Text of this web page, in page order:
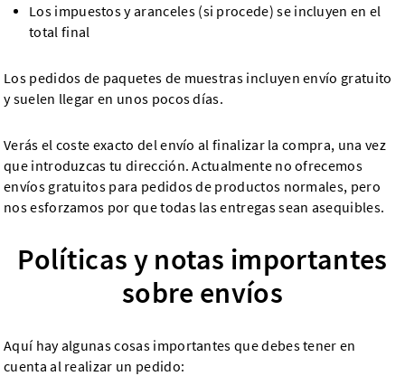
Los impuestos y aranceles (si procede) se incluyen en el
total final
Los pedidos de paquetes de muestras incluyen envío gratuito
y suelen llegar en unos pocos días.
Verás el coste exacto del envío al finalizar la compra, una vez
que introduzcas tu dirección. Actualmente no ofrecemos
envíos gratuitos para pedidos de productos normales, pero
nos esforzamos por que todas las entregas sean asequibles.
Políticas y notas importantes
sobre envíos
Aquí hay algunas cosas importantes que debes tener en
cuenta al realizar un pedido: